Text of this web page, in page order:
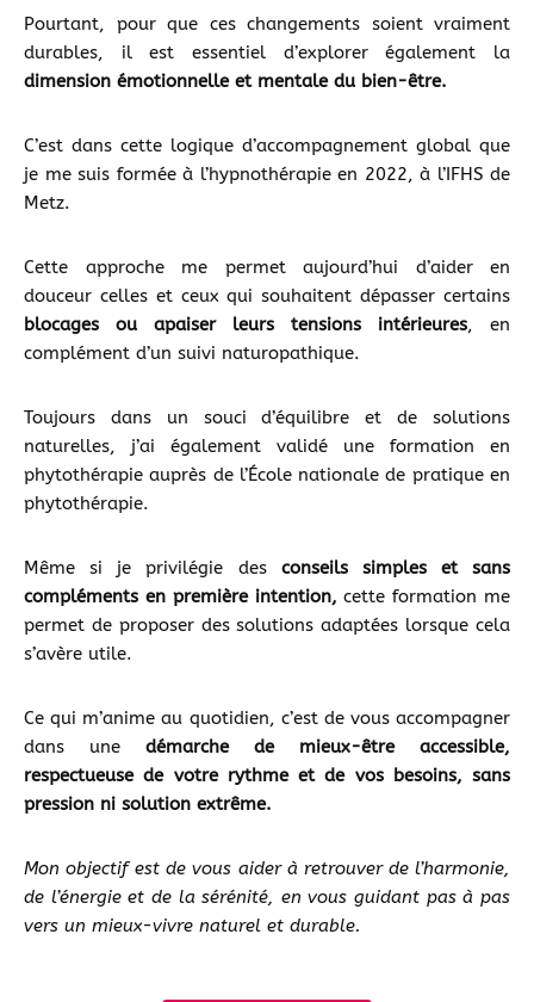
Pourtant, pour que ces changements soient vraiment
durables, il est essentiel d’explorer également la
dimension émotionnelle et mentale du bien-être.
C’est dans cette logique d’accompagnement global que
je me suis formée à l’hypnothérapie en 2022, à l’IFHS de
Metz.
Cette approche me permet aujourd’hui d’aider en
douceur celles et ceux qui souhaitent dépasser certains
blocages ou apaiser leurs tensions intérieures, en
complément d’un suivi naturopathique.
Toujours dans un souci d’équilibre et de solutions
naturelles, j’ai également validé une formation en
phytothérapie auprès de l’École nationale de pratique en
phytothérapie.
Même si je privilégie des conseils simples et sans
compléments en première intention, cette formation me
permet de proposer des solutions adaptées lorsque cela
s’avère utile.
Ce qui m’anime au quotidien, c’est de vous accompagner
dans une démarche de mieux-être accessible,
respectueuse de votre rythme et de vos besoins, sans
pression ni solution extrême.
Mon objectif est de vous aider à retrouver de l’harmonie,
de l’énergie et de la sérénité, en vous guidant pas à pas
vers un mieux-vivre naturel et durable.